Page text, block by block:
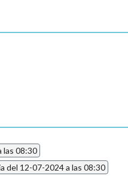
las 08:30
del 12-07-2024 a las 08:30